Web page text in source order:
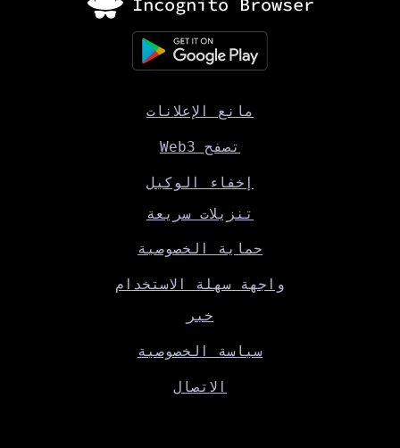
مانع الإعلانات
تصفح Web3
إخفاء الوكيل
تنزيلات سريعة
حماية الخصوصية
واجهة سهلة الاستخدام
خبر
سياسة الخصوصية
الاتصال